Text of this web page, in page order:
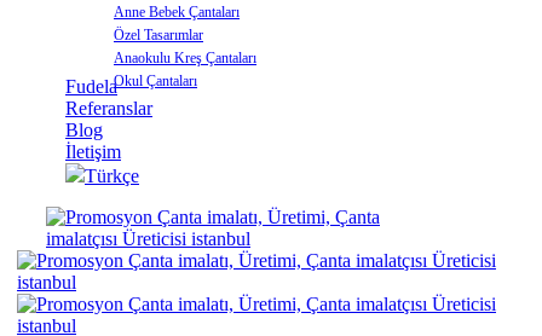
Anne Bebek Çantaları
Özel Tasarımlar
Anaokulu Kreş Çantaları
Okul Çantaları
Fudela
Referanslar
Blog
İletişim
Türkçe